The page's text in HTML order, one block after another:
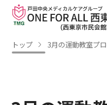
トップ 3月の運動教室プ